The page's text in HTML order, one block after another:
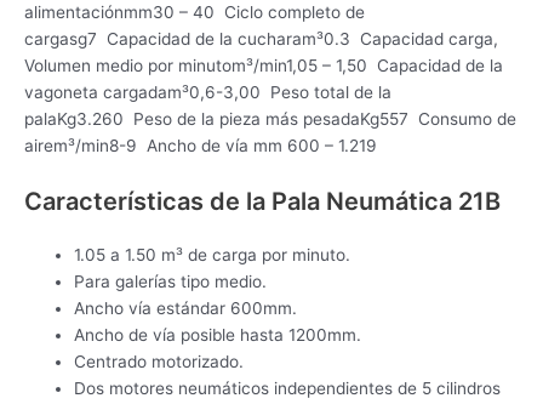
alimentaciónmm30 – 40 Ciclo completo de
cargasg7 Capacidad de la cucharam³0.3 Capacidad carga,
Volumen medio por minutom³/min1,05 – 1,50 Capacidad de la
vagoneta cargadam³0,6-3,00 Peso total de la
palaKg3.260 Peso de la pieza más pesadaKg557 Consumo de
airem³/min8-9 Ancho de vía mm 600 – 1.219
Características de la Pala Neumática 21B
1.05 a 1.50 m³ de carga por minuto.
Para galerías tipo medio.
Ancho vía estándar 600mm.
Ancho de vía posible hasta 1200mm.
Centrado motorizado.
Dos motores neumáticos independientes de 5 cilindros